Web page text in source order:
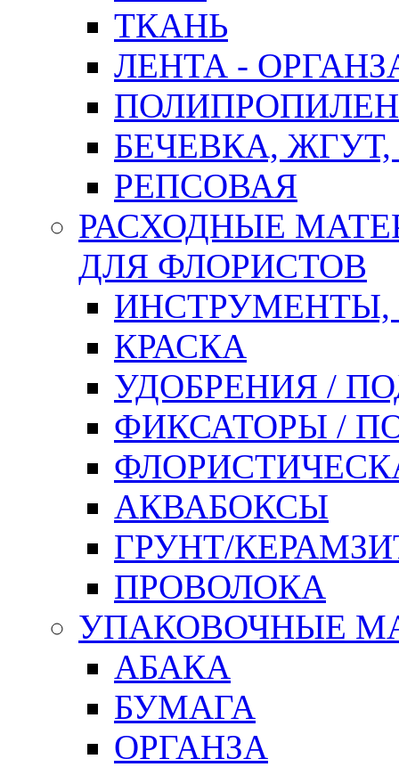
ТКАНЬ
ЛЕНТА -
БЕЧЕВКА,
РЕПСОВАЯ
РАСХОДНЫЕ
ДЛЯ ФЛОРИСТОВ
ИНСТРУМЕНТЫ,
КРАСКА
УДОБРЕНИЯ /
ФИКСАТОРЫ /
АКВАБОКСЫ
ГРУНТ/
ПРОВОЛОКА
УПАКОВОЧНЫЕ
АБАКА
БУМАГА
ОРГАНЗА